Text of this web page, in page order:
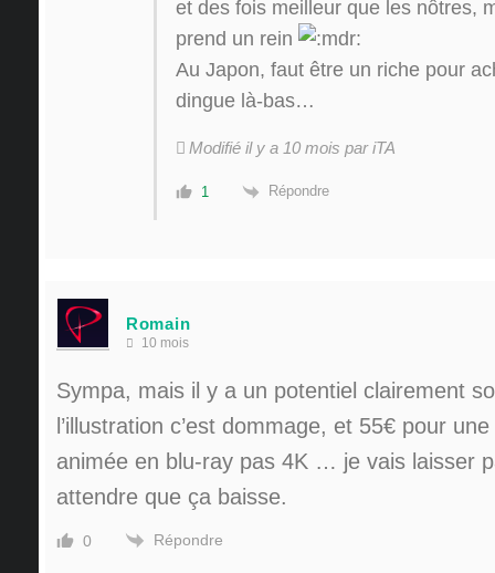
et des fois meilleur que les nôtres,
prend un rein
Au Japon, faut être un riche pour
dingue là-bas…
Modifié il y a 10 mois par iTA
1 Répondre
Romain
10 mois
Sympa, mais il y a un potentiel clairement
l’illustration c’est dommage, et 55€ pour
animée en blu-ray pas 4K … je vais laisser
attendre que ça baisse.
0 Répondre